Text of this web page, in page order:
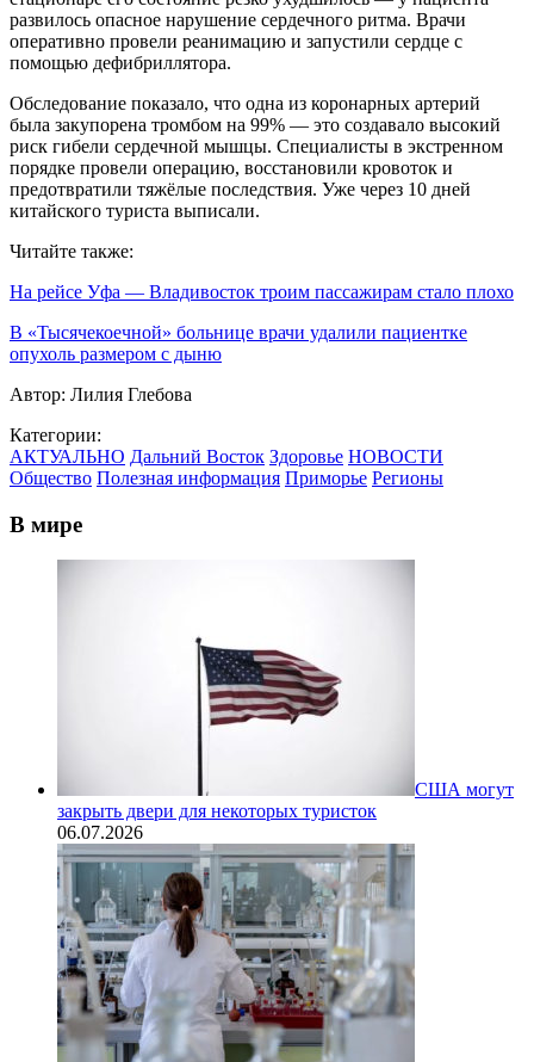
развилось опасное нарушение сердечного ритма. Врачи
оперативно провели реанимацию и запустили сердце с
помощью дефибриллятора.
Обследование показало, что одна из коронарных артерий
была закупорена тромбом на 99% — это создавало высокий
риск гибели сердечной мышцы. Специалисты в экстренном
порядке провели операцию, восстановили кровоток и
предотвратили тяжёлые последствия. Уже через 10 дней
китайского туриста выписали.
Читайте также:
На рейсе Уфа — Владивосток троим пассажирам стало плохо
В «Тысячекоечной» больнице врачи удалили пациентке
опухоль размером с дыню
Автор: Лилия Глебова
Категории:
АКТУАЛЬНО Дальний Восток Здоровье НОВОСТИ
Общество Полезная информация Приморье Регионы
В мире
США могут
закрыть двери для некоторых туристок
06.07.2026